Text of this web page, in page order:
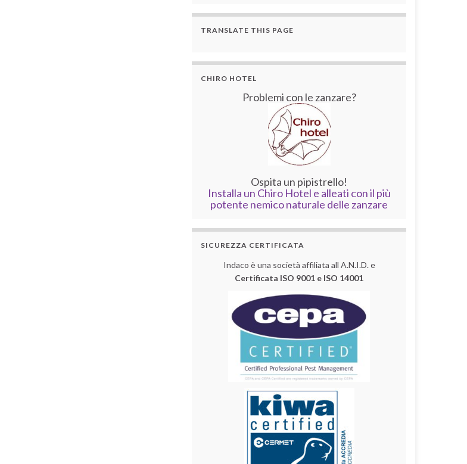
TRANSLATE THIS PAGE
CHIRO HOTEL
Problemi con le zanzare?
Ospita un pipistrello!
Installa un Chiro Hotel e alleati con il più
potente nemico naturale delle zanzare
SICUREZZA CERTIFICATA
Indaco è una società affiliata all A.N.I.D. e
Certificata ISO 9001 e ISO 14001